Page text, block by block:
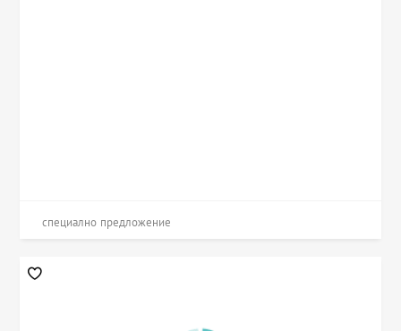
специално предложение